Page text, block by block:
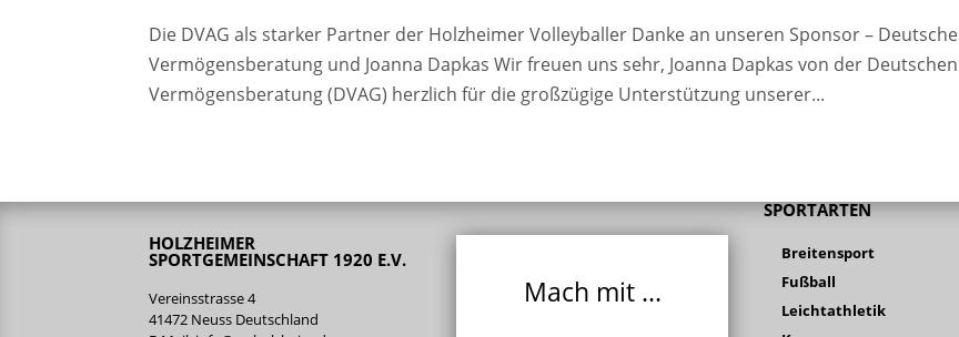
Die DVAG als starker Partner der Holzheimer Volleyballer Danke an unseren Sponsor – Deutsche
Vermögensberatung und Joanna Dapkas Wir freuen uns sehr, Joanna Dapkas von der Deutschen
Vermögensberatung (DVAG) herzlich für die großzügige Unterstützung unserer...
HOLZHEIMER
SPORTGEMEINSCHAFT 1920 E.V.
Vereinsstrasse 4
41472 Neuss Deutschland
Mach mit ...
SPORTARTEN
Breitensport
Fußball
Leichtathletik